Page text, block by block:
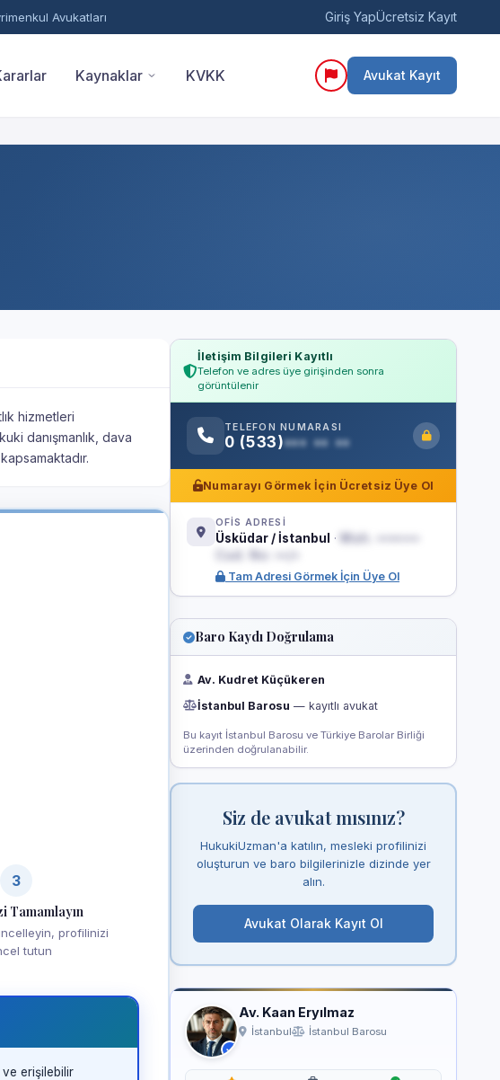
Avukatları Giriş YapÜcretsiz Kayıt
Kaynaklar KVKK Avukat Kayıt
hizmetleri
danışmanlık, dava
3
Tamamlayın
profilinizi
tutun
ve erişilebilir
İletişim Bilgileri Kayıtlı
Telefon ve adres üye girişinden sonra
görüntülenir
TELEFON NUMARASI
0 (533)••• •• ••
Numarayı Görmek İçin Ücretsiz Üye Ol
OFİS ADRESİ
Üsküdar / İstanbul ·
Cad. No: ••/•
Tam Adresi Görmek İçin Üye Ol
Baro Kaydı Doğrulama
Av. Kudret Küçükeren
İstanbul Barosu — kayıtlı avukat
Bu kayıt İstanbul Barosu ve Türkiye Barolar Birliği
üzerinden doğrulanabilir.
Siz de avukat mısınız?
HukukiUzman'a katılın, mesleki profilinizi
oluşturun ve baro bilgilerinizle dizinde yer
alın.
Avukat Olarak Kayıt Ol
Av. Kaan Eryılmaz
İstanbul İstanbul Barosu